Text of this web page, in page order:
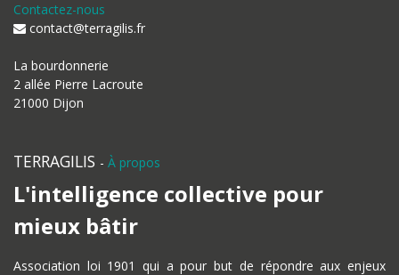
Contactez-nous
contact@terragilis.fr
La bourdonnerie
2 allée Pierre Lacroute
21000 Dijon
TERRAGILIS - À propos
L'intelligence collective pour
mieux bâtir
Association loi 1901 qui a pour but de répondre aux enjeux